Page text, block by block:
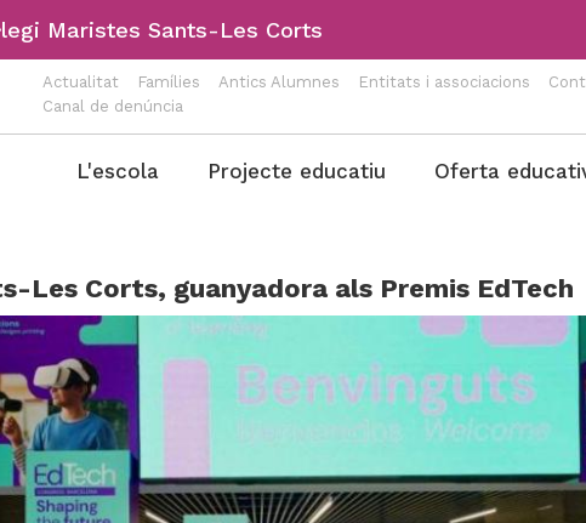
Maristes Sants-Les Corts
Actualitat Famílies Antics Alumnes Entitats i associacions
Canal de denúncia
Menu
L'escola Projecte educatiu Oferta
Les Corts, guanyadora als Premis EdTech